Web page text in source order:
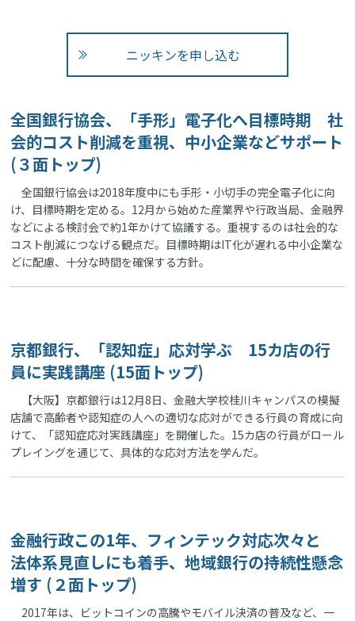
ニッキンを申し込む
全国銀行協会、「手形」電子化へ目標時期 社
会的コスト削減を重視、中小企業などサポート
(３面トップ)
全国銀行協会は2018年度中にも手形・小切手の完全電子化に向
け、目標時期を定める。12月から始めた産業界や行政当局、金融界
などによる検討会で約1年かけて協議する。重視するのは社会的な
コスト削減につなげる観点だ。目標時期はIT化が遅れる中小企業な
どに配慮、十分な時間を確保する方針。
京都銀行、「認知症」応対学ぶ 15カ店の行
員に実践講座 (15面トップ)
【大阪】京都銀行は12月8日、金融大学校桂川キャンパスの模擬
店舗で高齢者や認知症の人への適切な応対ができる行員の育成に向
けて、「認知症応対実践講座」を開催した。15カ店の行員がロール
プレイングを通じて、具体的な応対方法を学んだ。
金融行政この1年、フィンテック対応次々と
法体系見直しにも着手、地域銀行の持続性懸念
増す (２面トップ)
2017年は、ビットコインの高騰やモバイル決済の普及など、一